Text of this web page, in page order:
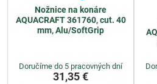
Nožnice na konáre
AQUACRAFT 361760, cut. 40
mm, Alu/SoftGrip
Doručíme do 5 pracovných dní
31,35 €